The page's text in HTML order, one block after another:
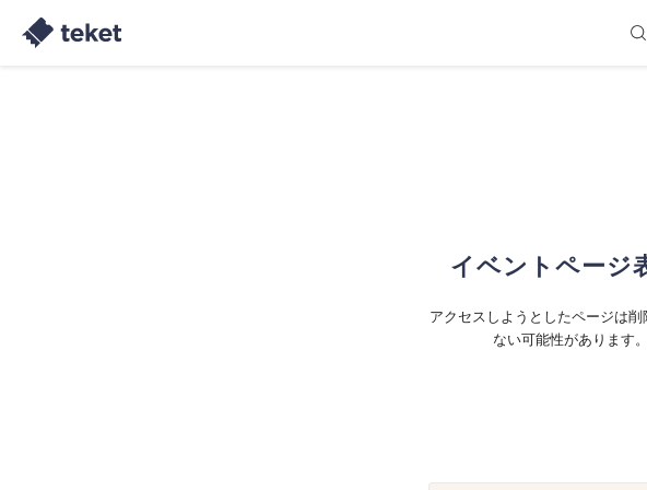
イベントページ
アクセスしようとしたページは
ない可能性があります